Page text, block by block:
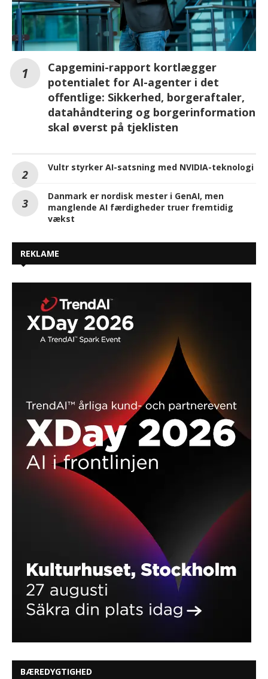
Capgemini-rapport kortlægger
potentialet for AI-agenter i det
offentlige: Sikkerhed, borgeraftaler,
datahåndtering og borgerinformation
skal øverst på tjeklisten
Vultr styrker AI-satsning med NVIDIA-teknologi
Danmark er nordisk mester i GenAI, men
manglende AI færdigheder truer fremtidig
vækst
REKLAME
BÆREDYGTIGHED